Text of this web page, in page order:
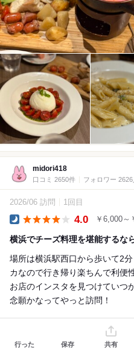
midori418
口コミ 2650件 フォロワー 2626
2026/06 訪問 1回目
4.0 ￥6,000～
横浜でチーズ料理を堪能するな
場所は横浜駅西口から歩いて2
カなので行き帰り楽ちんで利便
お店のインスタを見つけていつ
念願かなってやっと訪問！
行った 保存 共有